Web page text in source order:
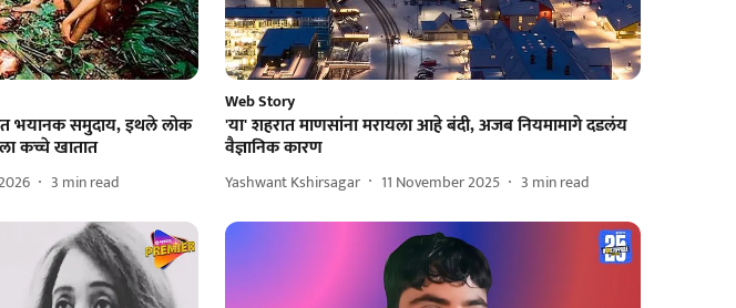
भयानक समुदाय, इथले लोक
कच्चे खातात
3 min read
Web Story
'या' शहरात माणसांना मरायला आहे बंदी, अजब नियमामागे दडलंय
वैज्ञानिक कारण
Yashwant Kshirsagar 11 November 2025 3 min read